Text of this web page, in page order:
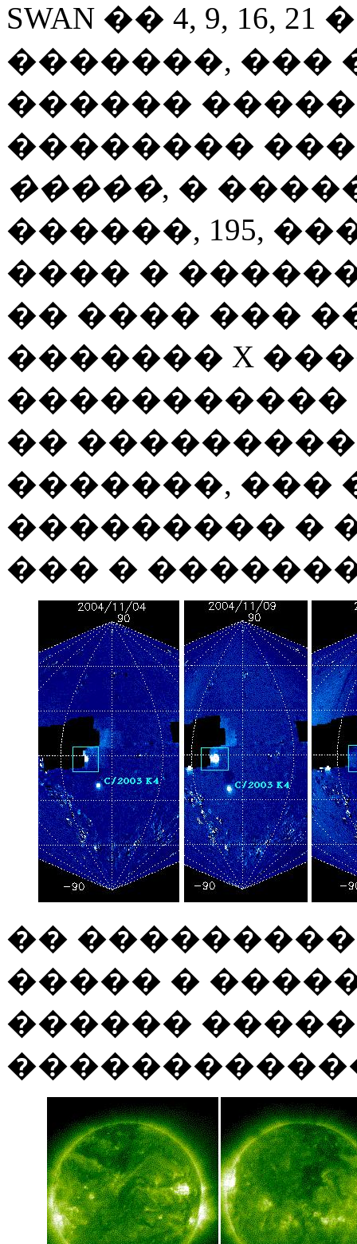
SWAN �� 4, 9, 16,
�������, ���
������
��������
�����, �
������, 195,
���� �
�� ���� ���
������� X
�����������
��
�������, ���
��������� �
��� �
��
����� �
������